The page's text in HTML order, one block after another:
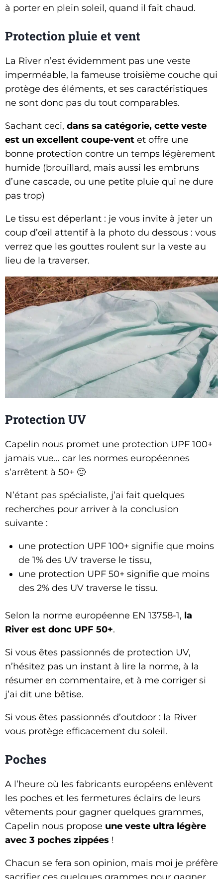
à porter en plein soleil, quand il fait chaud.
Protection pluie et vent
La River n’est évidemment pas une veste
imperméable, la fameuse troisième couche qui
protège des éléments, et ses caractéristiques
ne sont donc pas du tout comparables.
Sachant ceci, dans sa catégorie, cette veste
est un excellent coupe-vent et offre une
bonne protection contre un temps légèrement
humide (brouillard, mais aussi les embruns
d’une cascade, ou une petite pluie qui ne dure
pas trop)
Le tissu est déperlant : je vous invite à jeter un
coup d’œil attentif à la photo du dessous : vous
verrez que les gouttes roulent sur la veste au
lieu de la traverser.
Protection UV
Capelin nous promet une protection UPF 100+
jamais vue… car les normes européennes
s’arrêtent à 50+ 🙂
N’étant pas spécialiste, j’ai fait quelques
recherches pour arriver à la conclusion
suivante :
une protection UPF 100+ signifie que moins
de 1% des UV traverse le tissu,
une protection UPF 50+ signifie que moins
des 2% des UV traverse le tissu.
Selon la norme européenne EN 13758-1, la
River est donc UPF 50+.
Si vous êtes passionnés de protection UV,
n’hésitez pas un instant à lire la norme, à la
résumer en commentaire, et à me corriger si
j’ai dit une bêtise.
Si vous êtes passionnés d’outdoor : la River
vous protège efficacement du soleil.
Poches
A l’heure où les fabricants européens enlèvent
les poches et les fermetures éclairs de leurs
vêtements pour gagner quelques grammes,
Capelin nous propose une veste ultra légère
avec 3 poches zippées !
Chacun se fera son opinion, mais moi je préfère